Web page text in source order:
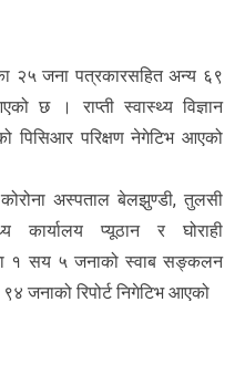
२५ जना पत्रकारसहित अन्य ६९
छ । राप्ती स्वास्थ्य विज्ञान
पिसिआर परिक्षण नेगेटिभ आएको
अस्पताल बेलझुण्डी, तुलसी
कार्यालय प्यूठान र घोराही
१ सय ५ जनाको स्वाब सङ्कलन
जनाको रिपोर्ट निगेटिभ आएको